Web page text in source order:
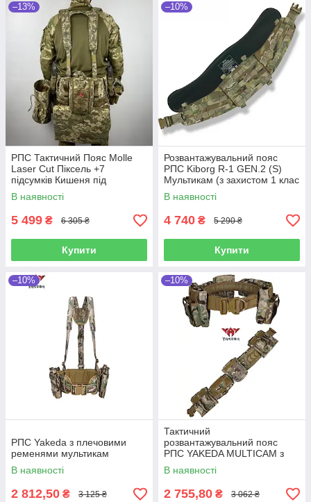
–13%
РПС Тактичний Пояс Molle
Laser Cut Піксель +7
підсумків Кишеня під
балістичний пакет 85*15,
Каремат
В наявності
5 499 ₴ 6 305 ₴
Купити
–10%
Розвантажувальний пояс
РПС Kiborg R-1 GEN.2 (S)
Мультикам (з захистом 1 клас
Militex)
В наявності
4 740 ₴ 5 290 ₴
Купити
–10%
РПС Yakeda з плечовими
ременями мультикам
В наявності
2 812,50 ₴ 3 125 ₴
–10%
Тактичний
розвантажувальний пояс
РПС YAKEDA MULTICAM з
підсумками Мультикам
В наявності
2 755,80 ₴ 3 062 ₴